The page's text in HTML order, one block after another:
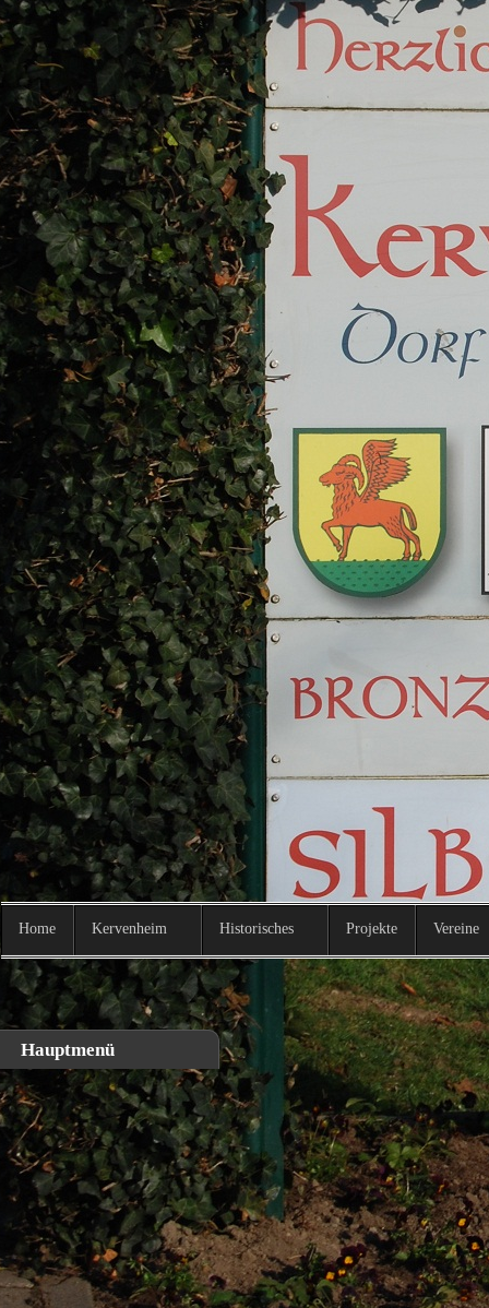
http://kervenheim.de/images/
4.JPG
http://kervenheim.de/images/
5.JPG
http://kervenheim.de/images/
7.JPG
http://kervenheim.de/images/
8.JPG
http://kervenheim.de/images/
9.JPG
http://kervenheim.de/images/
10.JPG
http://kervenheim.de/images/
11.JPG
http://kervenheim.de/images/
Home Kervenheim Historisches Projekte Vereine
Aktuelle Seite: Home Archiv
Hauptmenü
Home
Über uns
Bildergalerien
Impressionen
Archiv
Links
Filter
2023 Projekt
2022